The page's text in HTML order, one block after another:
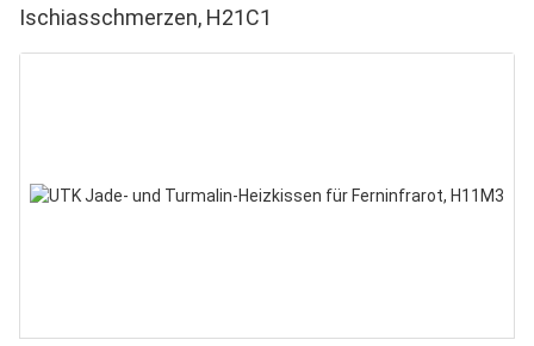
Ischiasschmerzen, H21C1